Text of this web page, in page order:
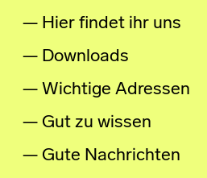
Hier findet ihr uns
Downloads
Wichtige Adressen
Gut zu wissen
Gute Nachrichten